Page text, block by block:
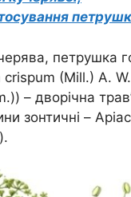
петрушка
(Mill.) A.
– дворічна
зонтичні –